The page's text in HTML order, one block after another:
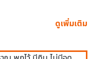
ดูเพิ่มเติม